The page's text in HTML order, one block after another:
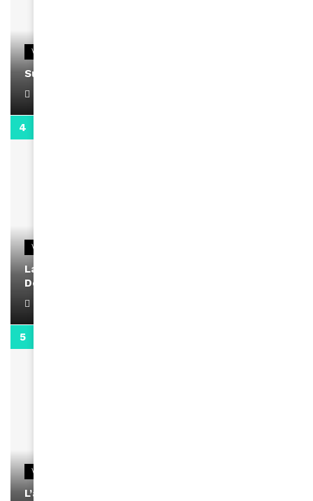
VIDEOS
Support Black Business Wee-kend
VIDEOS
La rubrique santé speciale coronavirus du
Docteur Makanda
VIDEOS
L’artiste Yoan s’exprime